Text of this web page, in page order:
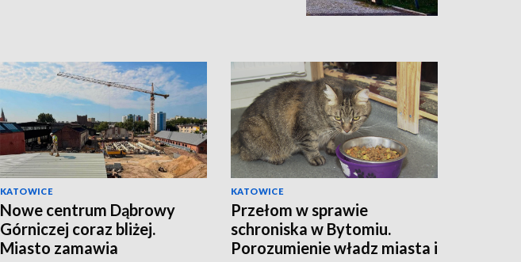
KATOWICE
Nowe centrum Dąbrowy
Górniczej coraz bliżej.
Miasto zamawia
KATOWICE
Przełom w sprawie
schroniska w Bytomiu.
Porozumienie władz miasta i